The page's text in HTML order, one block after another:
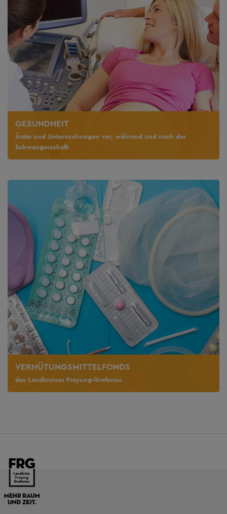
GESUNDHEIT
Ärzte und Untersuchungen vor, während und nach der
Schwangerschaft
VERHÜTUNGSMITTELFONDS
des Landkreises Freyung-Grafenau